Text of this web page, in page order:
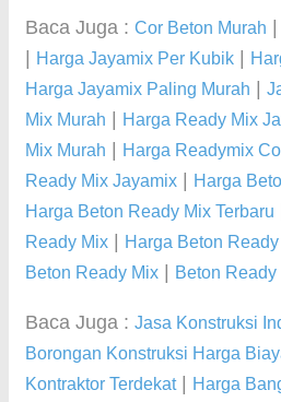
Baca Juga : Cor Beton Murah
Harga Jayamix Per Kubik
Harga Jayamix Paling Murah
Mix Murah
Harga Ready Mix
Mix Murah
Harga Readymix
Ready Mix Jayamix
Harga
Harga Beton Ready Mix Terbaru
Ready Mix
Harga Beton
Beton Ready Mix
Beton
Baca Juga : Jasa Konstruksi
Borongan Konstruksi Harga
Kontraktor Terdekat|
Harga